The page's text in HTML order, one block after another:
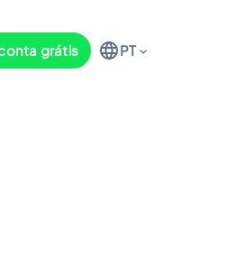
grátis PT